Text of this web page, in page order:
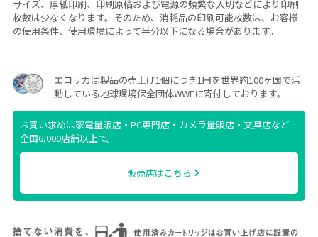
サイズ、厚紙印刷、印刷原稿および電源の頻繁な入切などにより印刷
枚数は少なくなります。そのため、消耗品の印刷可能枚数は、お客様
の使用条件、使用環境によって半分以下になる場合があります。
エコリカは製品の売上げ1個につき1円を世界約100ヶ国で活
動している地球環境保全団体WWFに寄付しております。
お買い求めは家電量販店・PC専門店・カメラ量販店・文具店など
全国6,000店舗以上で。
販売店はこちら